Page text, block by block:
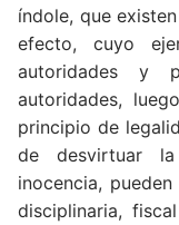
índole, que
efecto, cuyo
autoridades y
autoridades,
principio de
de desvirtuar
inocencia,
disciplinaria,